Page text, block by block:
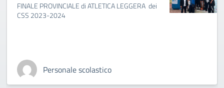
FINALE PROVINCIALE di ATLETICA LEGGERA dei
CSS 2023-2024
Personale scolastico